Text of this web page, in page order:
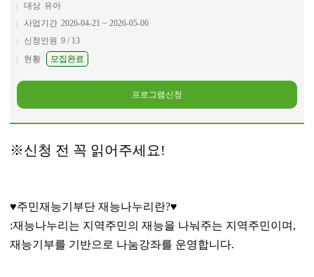
대상 유아
사업기간 2026-04-21 ~ 2026-05-06
신청인원 9 / 13
현황
모집완료
프로그램신청
※신청 전 꼭 읽어주세요 !
♥주민재능기부단 재능나누리란?♥
:재능나누리는 지역주민의 재능을 나눠주는 지역주민이며 ,
재능기부를 기반으로 나눔강좌를 운영합니다.